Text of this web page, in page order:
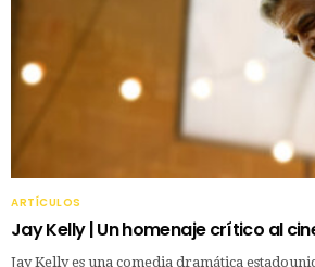
ARTÍCULOS
Jay Kelly | Un homenaje crítico al
Jay Kelly es una comedia dramática